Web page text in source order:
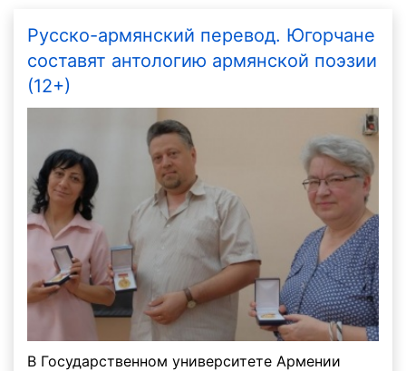
Русско-армянский перевод. Югорчане
составят антологию армянской поэзии
(12+)
В Государственном университете Армении